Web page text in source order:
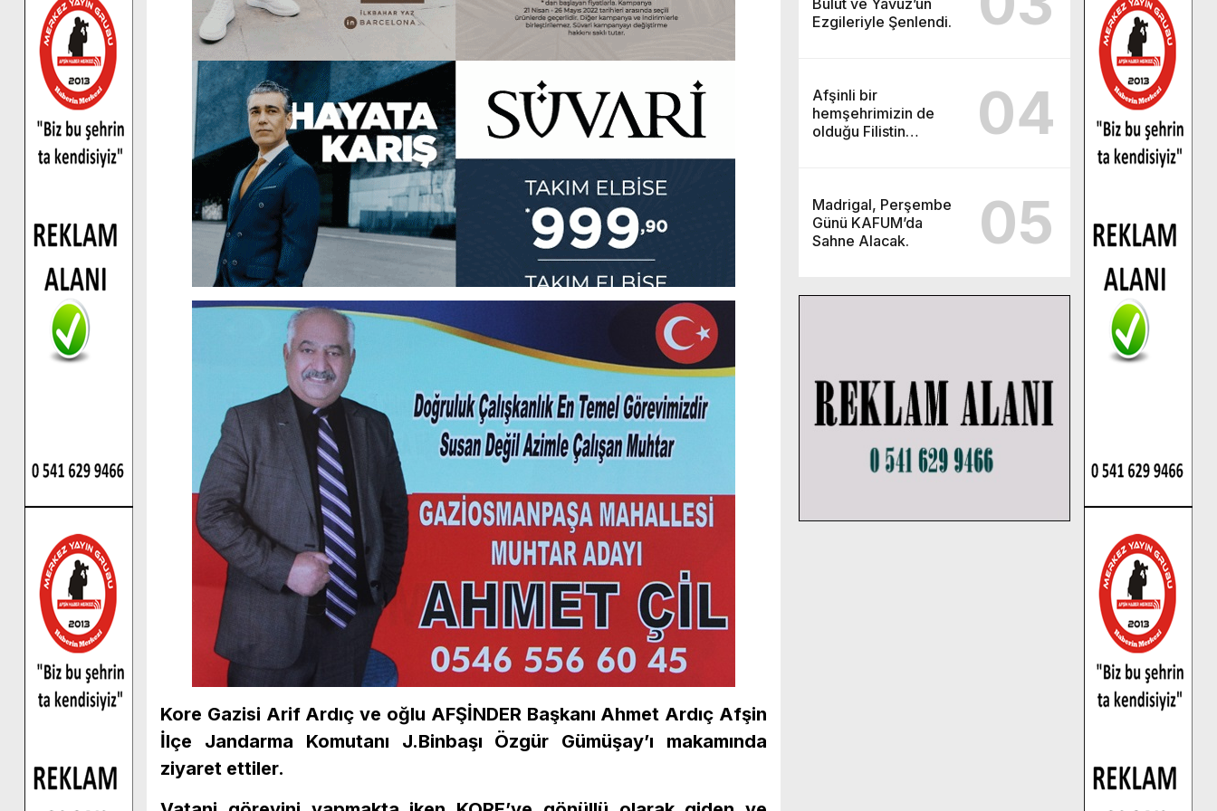
Ezgileriyle Şenlendi.
Afşinli bir
hemşehrimizin de
olduğu Filistin
04
Madrigal, Perşembe
Günü KAFUM’da
Sahne Alacak.
05
Kore Gazisi Arif Ardıç ve oğlu AFŞİNDER Başkanı Ahmet Ardıç Afşin
İlçe Jandarma Komutanı J.Binbaşı Özgür Gümüşay’ı makamında
ziyaret ettiler.